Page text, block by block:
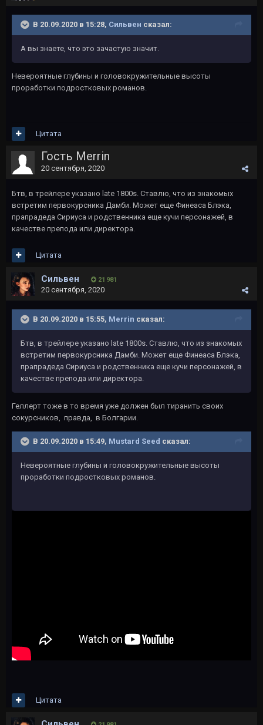
В 20.09.2020 в 15:28, Сильвен сказал:
А вы знаете, что это зачастую значит.
Невероятные глубины и головокружительные высоты
проработки подростковых романов.
Цитата
Гость Merrin
20 сентября, 2020
Бтв, в трейлере указано late 1800s. Ставлю, что из знакомых
встретим первокурсника Дамби. Может еще Финеаса Блэка,
прапрадеда Сириуса и родственника еще кучи персонажей, в
качестве препода или директора.
Цитата
Сильвен 21 981
20 сентября, 2020
В 20.09.2020 в 15:55, Merrin сказал:
Бтв, в трейлере указано late 1800s. Ставлю, что из знакомых
встретим первокурсника Дамби. Может еще Финеаса Блэка,
прапрадеда Сириуса и родственника еще кучи персонажей, в
качестве препода или директора.
Геллерт тоже в то время уже должен был тиранить своих
сокурсников, правда, в Болгарии.
В 20.09.2020 в 15:49, Mustard Seed сказал:
Невероятные глубины и головокружительные высоты
проработки подростковых романов.
Цитата